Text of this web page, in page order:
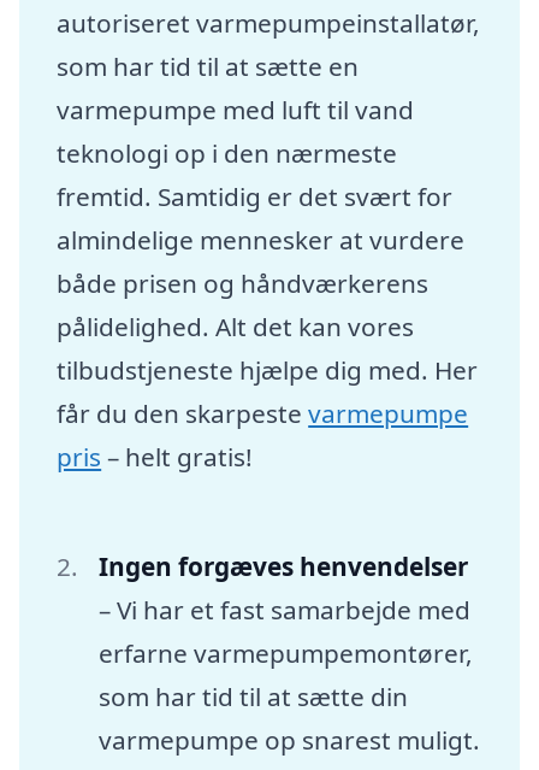
autoriseret varmepumpeinstallatør,
som har tid til at sætte en
varmepumpe med luft til vand
teknologi op i den nærmeste
fremtid. Samtidig er det svært for
almindelige mennesker at vurdere
både prisen og håndværkerens
pålidelighed. Alt det kan vores
tilbudstjeneste hjælpe dig med. Her
får du den skarpestevarmepumpe
pris – helt gratis!
Ingen forgæves henvendelser
– Vi har et fast samarbejde med
erfarne varmepumpemontører,
som har tid til at sætte din
varmepumpe op snarest muligt.